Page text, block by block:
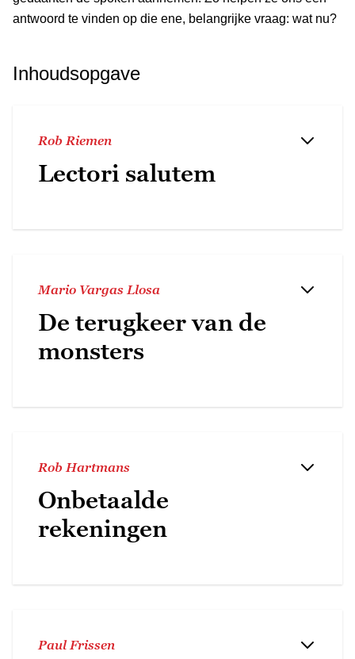
antwoord te vinden op die ene, belangrijke vraag: wat nu?
Inhoudsopgave
Rob Riemen
Lectori salutem
Mario Vargas Llosa
De terugkeer van de
monsters
Rob Hartmans
Onbetaalde
rekeningen
Paul Frissen